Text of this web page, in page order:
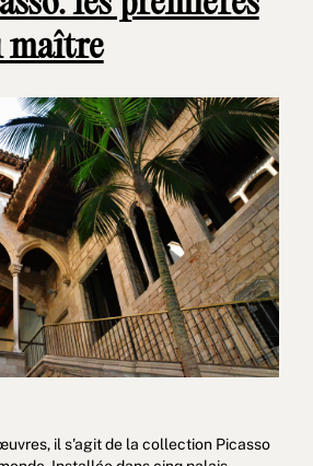
maître
il s'agit de la collection Picasso